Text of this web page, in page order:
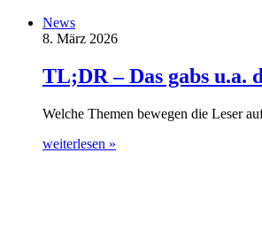
News
8. März 2026
TL;DR – Das gabs u.a.
Welche Themen bewegen die Leser
weiterlesen »